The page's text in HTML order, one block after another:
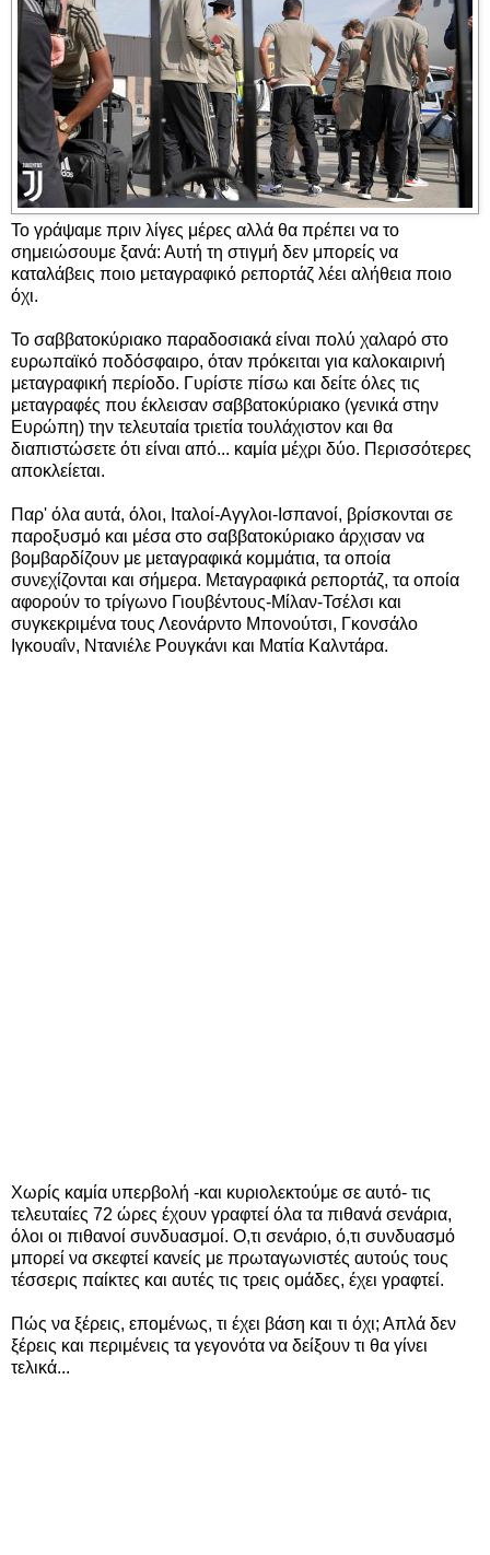
Το γράψαμε πριν λίγες μέρες αλλά θα πρέπει να το
σημειώσουμε ξανά: Αυτή τη στιγμή δεν μπορείς να
καταλάβεις ποιο μεταγραφικό ρεπορτάζ λέει αλήθεια ποιο
όχι.
Το σαββατοκύριακο παραδοσιακά είναι πολύ χαλαρό στο
ευρωπαϊκό ποδόσφαιρο, όταν πρόκειται για καλοκαιρινή
μεταγραφική περίοδο. Γυρίστε πίσω και δείτε όλες τις
μεταγραφές που έκλεισαν σαββατοκύριακο (γενικά στην
Ευρώπη) την τελευταία τριετία τουλάχιστον και θα
διαπιστώσετε ότι είναι από... καμία μέχρι δύο. Περισσότερες
αποκλείεται.
Παρ' όλα αυτά, όλοι, Ιταλοί-Αγγλοι-Ισπανοί, βρίσκονται σε
παροξυσμό και μέσα στο σαββατοκύριακο άρχισαν να
βομβαρδίζουν με μεταγραφικά κομμάτια, τα οποία
συνεχίζονται και σήμερα. Μεταγραφικά ρεπορτάζ, τα οποία
αφορούν το τρίγωνο Γιουβέντους-Μίλαν-Τσέλσι και
συγκεκριμένα τους Λεονάρντο Μπονούτσι, Γκονσάλο
Ιγκουαΐν, Ντανιέλε Ρουγκάνι και Ματία Καλντάρα.
Χωρίς καμία υπερβολή -και κυριολεκτούμε σε αυτό- τις
τελευταίες 72 ώρες έχουν γραφτεί όλα τα πιθανά σενάρια,
όλοι οι πιθανοί συνδυασμοί. Ο,τι σενάριο, ό,τι συνδυασμό
μπορεί να σκεφτεί κανείς με πρωταγωνιστές αυτούς τους
τέσσερις παίκτες και αυτές τις τρεις ομάδες, έχει γραφτεί.
Πώς να ξέρεις, επομένως, τι έχει βάση και τι όχι; Απλά δεν
ξέρεις και περιμένεις τα γεγονότα να δείξουν τι θα γίνει
τελικά...